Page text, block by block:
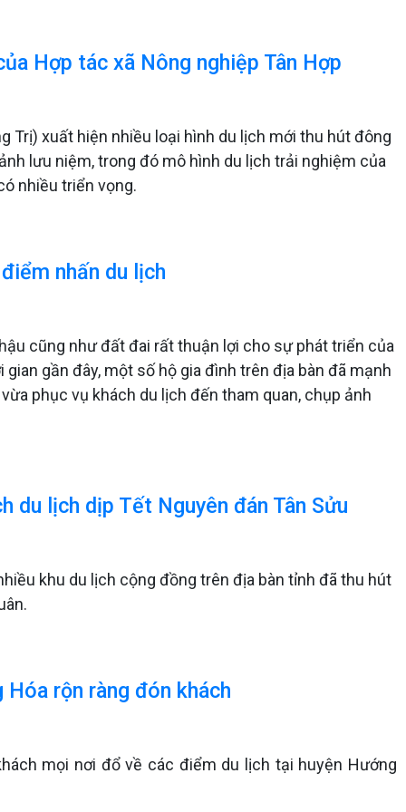
Hợp tác xã Nông nghiệp Tân Hợp
Trị) xuất hiện nhiều loại hình du lịch mới thu hút đông
lưu niệm, trong đó mô hình du lịch trải nghiệm của
nhiều triển vọng.
nhấn du lịch
cũng như đất đai rất thuận lợi cho sự phát triển của
gần đây, một số hộ gia đình trên địa bàn đã mạnh
phục vụ khách du lịch đến tham quan, chụp ảnh
du lịch dịp Tết Nguyên đán Tân Sửu
khu du lịch cộng đồng trên địa bàn tỉnh đã thu hút
rộn ràng đón khách
mọi nơi đổ về các điểm du lịch tại huyện Hướng